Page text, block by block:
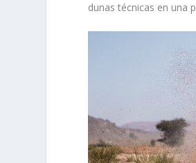
dunas técnicas en una